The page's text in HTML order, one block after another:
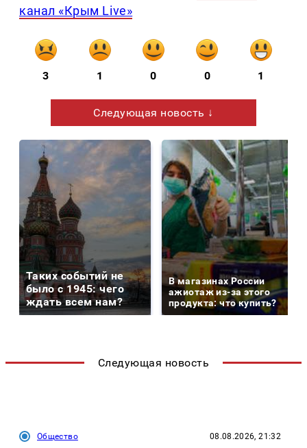
канал «Крым Live»
3 1 0 0 1
Следующая новость ↓
Таких событий не
было с 1945: чего
ждать всем нам?
В магазинах России
ажиотаж из-за этого
продукта: что купить?
Следующая новость
Общество 08.08.2026, 21:32